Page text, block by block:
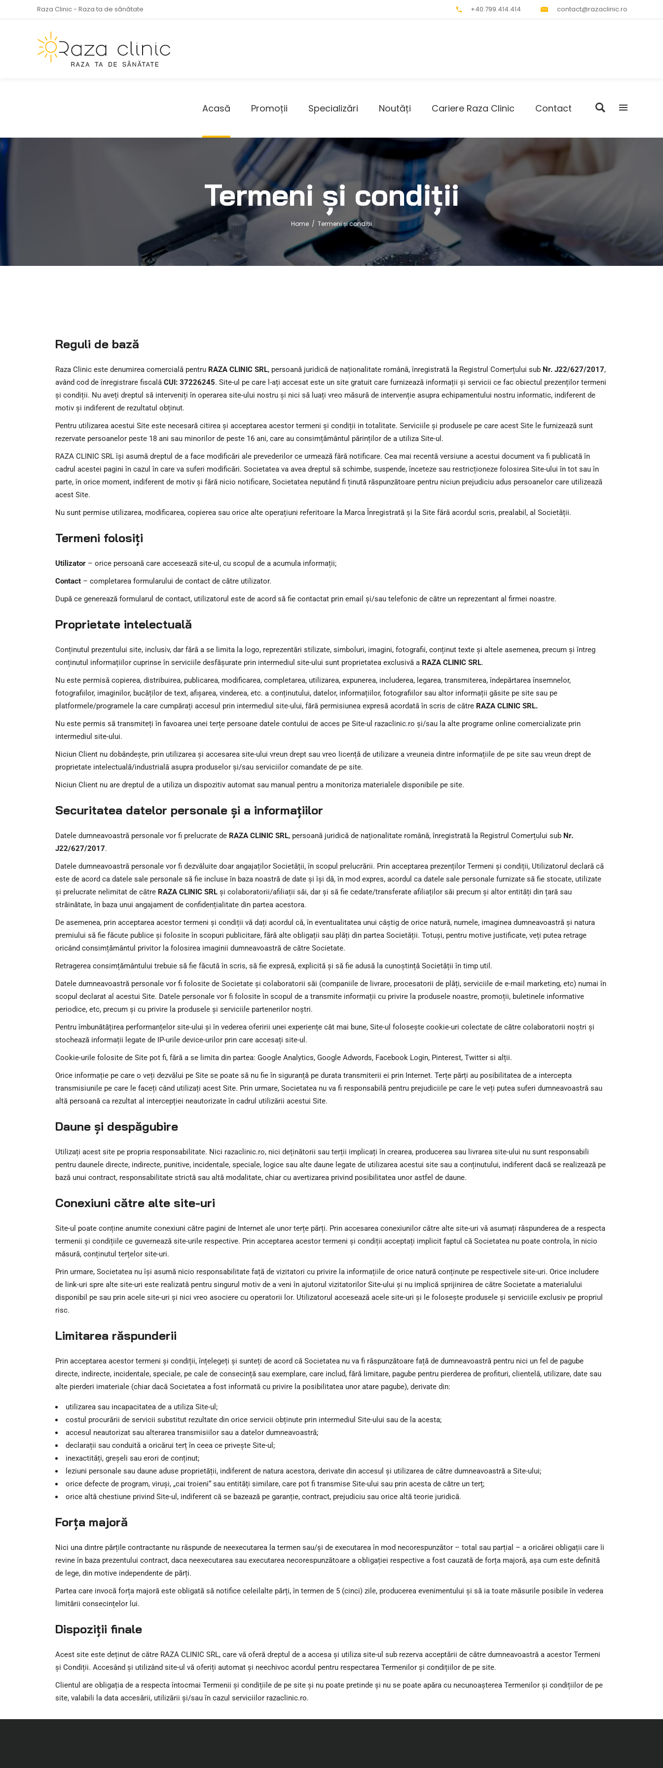
Raza Clinic - Raza ta de sănătate +40.799.414.414 contact@razaclinic.ro
Acasă Promoții Specializări Noutăți Cariere Raza Clinic Contact
Termeni și condiții
Home / Termeni și condiții
Reguli de bază
Raza Clinic este denumirea comercială pentru RAZA CLINIC SRL, persoană juridică de naționalitate română, înregistrată la Registrul Comerțului sub Nr. J22/627/2017,
având cod de înregistrare fiscală CUI: 37226245. Site-ul pe care l-ați accesat este un site gratuit care furnizează informații și servicii ce fac obiectul prezenților termeni
și condiții. Nu aveți dreptul să interveniți în operarea site-ului nostru și nici să luați vreo măsură de intervenție asupra echipamentului nostru informatic, indiferent de
motiv și indiferent de rezultatul obținut.
Pentru utilizarea acestui Site este necesară citirea și acceptarea acestor termeni și condiții in totalitate. Serviciile și produsele pe care acest Site le furnizează sunt
rezervate persoanelor peste 18 ani sau minorilor de peste 16 ani, care au consimțământul părinților de a utiliza Site-ul.
RAZA CLINIC SRL își asumă dreptul de a face modificări ale prevederilor ce urmează fără notificare. Cea mai recentă versiune a acestui document va fi publicată în
cadrul acestei pagini în cazul în care va suferi modificări. Societatea va avea dreptul să schimbe, suspende, înceteze sau restricționeze folosirea Site-ului în tot sau în
parte, în orice moment, indiferent de motiv și fără nicio notificare, Societatea neputând fi ținută răspunzătoare pentru niciun prejudiciu adus persoanelor care utilizează
acest Site.
Nu sunt permise utilizarea, modificarea, copierea sau orice alte operațiuni referitoare la Marca Înregistrată și la Site fără acordul scris, prealabil, al Societății.
Termeni folosiți
Utilizator – orice persoană care accesează site-ul, cu scopul de a acumula informații;
Contact – completarea formularului de contact de către utilizator.
După ce generează formularul de contact, utilizatorul este de acord să fie contactat prin email și/sau telefonic de către un reprezentant al firmei noastre.
Proprietate intelectuală
Conținutul prezentului site, inclusiv, dar fără a se limita la logo, reprezentări stilizate, simboluri, imagini, fotografii, conținut texte și altele asemenea, precum și întreg
conținutul informațiilor cuprinse în serviciile desfășurate prin intermediul site-ului sunt proprietatea exclusivă a RAZA CLINIC SRL.
Nu este permisă copierea, distribuirea, publicarea, modificarea, completarea, utilizarea, expunerea, includerea, legarea, transmiterea, îndepărtarea însemnelor,
fotografiilor, imaginilor, bucăților de text, afișarea, vinderea, etc. a conținutului, datelor, informațiilor, fotografiilor sau altor informații găsite pe site sau pe
platformele/programele la care cumpărați accesul prin intermediul site-ului, fără permisiunea expresă acordată în scris de către RAZA CLINIC SRL.
Nu este permis să transmiteți în favoarea unei terțe persoane datele contului de acces pe Site-ul razaclinic.ro și/sau la alte programe online comercializate prin
intermediul site-ului.
Niciun Client nu dobândește, prin utilizarea și accesarea site-ului vreun drept sau vreo licență de utilizare a vreuneia dintre informațiile de pe site sau vreun drept de
proprietate intelectuală/industrială asupra produselor și/sau serviciilor comandate de pe site.
Niciun Client nu are dreptul de a utiliza un dispozitiv automat sau manual pentru a monitoriza materialele disponibile pe site.
Securitatea datelor personale și a informațiilor
Datele dumneavoastră personale vor fi prelucrate de RAZA CLINIC SRL, persoană juridică de naționalitate română, înregistrată la Registrul Comerțului sub Nr.
J22/627/2017.
Datele dumneavoastră personale vor fi dezvăluite doar angajaților Societății, în scopul prelucrării. Prin acceptarea prezenților Termeni și condiții, Utilizatorul declară că
este de acord ca datele sale personale să fie incluse în baza noastră de date și își dă, în mod expres, acordul ca datele sale personale furnizate să fie stocate, utilizate
și prelucrate nelimitat de către RAZA CLINIC SRL și colaboratorii/afiliații săi, dar și să fie cedate/transferate afiliaților săi precum și altor entități din țară sau
străinătate, în baza unui angajament de confidențialitate din partea acestora.
De asemenea, prin acceptarea acestor termeni și condiții vă dați acordul că, în eventualitatea unui câștig de orice natură, numele, imaginea dumneavoastră și natura
premiului să fie făcute publice și folosite în scopuri publicitare, fără alte obligații sau plăți din partea Societății. Totuși, pentru motive justificate, veți putea retrage
oricând consimțământul privitor la folosirea imaginii dumneavoastră de către Societate.
Retragerea consimțământului trebuie să fie făcută în scris, să fie expresă, explicită și să fie adusă la cunoștință Societății în timp util.
Datele dumneavoastră personale vor fi folosite de Societate și colaboratorii săi (companiile de livrare, procesatorii de plăți, serviciile de e-mail marketing, etc) numai în
scopul declarat al acestui Site. Datele personale vor fi folosite în scopul de a transmite informații cu privire la produsele noastre, promoții, buletinele informative
periodice, etc, precum și cu privire la produsele și serviciile partenerilor noștri.
Pentru îmbunătățirea performanțelor site-ului și în vederea oferirii unei experiențe cât mai bune, Site-ul folosește cookie-uri colectate de către colaboratorii noștri și
stochează informații legate de IP-urile device-urilor prin care accesați site-ul.
Cookie-urile folosite de Site pot fi, fără a se limita din partea: Google Analytics, Google Adwords, Facebook Login, Pinterest, Twitter si alții.
Orice informație pe care o veți dezvălui pe Site se poate să nu fie în siguranță pe durata transmiterii ei prin Internet. Terțe părți au posibilitatea de a intercepta
transmisiunile pe care le faceți când utilizați acest Site. Prin urmare, Societatea nu va fi responsabilă pentru prejudiciile pe care le veți putea suferi dumneavoastră sau
altă persoană ca rezultat al intercepției neautorizate în cadrul utilizării acestui Site.
Daune și despăgubire
Utilizați acest site pe propria responsabilitate. Nici razaclinic.ro, nici deținătorii sau terții implicați în crearea, producerea sau livrarea site-ului nu sunt responsabili
pentru daunele directe, indirecte, punitive, incidentale, speciale, logice sau alte daune legate de utilizarea acestui site sau a conținutului, indiferent dacă se realizează pe
bază unui contract, responsabilitate strictă sau altă modalitate, chiar cu avertizarea privind posibilitatea unor astfel de daune.
Conexiuni către alte site-uri
Site-ul poate conține anumite conexiuni către pagini de Internet ale unor terțe părți. Prin accesarea conexiunilor către alte site-uri vă asumați răspunderea de a respecta
termenii și condițiile ce guvernează site-urile respective. Prin acceptarea acestor termeni și condiții acceptați implicit faptul că Societatea nu poate controla, în nicio
măsură, conținutul terțelor site-uri.
Prin urmare, Societatea nu își asumă nicio responsabilitate față de vizitatori cu privire la informațiile de orice natură conținute pe respectivele site-uri. Orice includere
de link-uri spre alte site-uri este realizată pentru singurul motiv de a veni în ajutorul vizitatorilor Site-ului și nu implică sprijinirea de către Societate a materialului
disponibil pe sau prin acele site-uri și nici vreo asociere cu operatorii lor. Utilizatorul accesează acele site-uri și le folosește produsele și serviciile exclusiv pe propriul
risc.
Limitarea răspunderii
Prin acceptarea acestor termeni și condiții, înțelegeți și sunteți de acord că Societatea nu va fi răspunzătoare față de dumneavoastră pentru nici un fel de pagube
directe, indirecte, incidentale, speciale, pe cale de consecință sau exemplare, care includ, fără limitare, pagube pentru pierderea de profituri, clientelă, utilizare, date sau
alte pierderi imateriale (chiar dacă Societatea a fost informată cu privire la posibilitatea unor atare pagube), derivate din:
utilizarea sau incapacitatea de a utiliza Site-ul;
costul procurării de servicii substitut rezultate din orice servicii obținute prin intermediul Site-ului sau de la acesta;
accesul neautorizat sau alterarea transmisiilor sau a datelor dumneavoastră;
declarații sau conduită a oricărui terț în ceea ce privește Site-ul;
inexactități, greșeli sau erori de conținut;
leziuni personale sau daune aduse proprietății, indiferent de natura acestora, derivate din accesul și utilizarea de către dumneavoastră a Site-ului;
orice defecte de program, viruși, „cai troieni“ sau entități similare, care pot fi transmise Site-ului sau prin acesta de către un terț;
orice altă chestiune privind Site-ul, indiferent că se bazează pe garanție, contract, prejudiciu sau orice altă teorie juridică.
Forța majoră
Nici una dintre părțile contractante nu răspunde de neexecutarea la termen sau/și de executarea în mod necorespunzător – total sau parțial – a oricărei obligații care îi
revine în baza prezentului contract, daca neexecutarea sau executarea necorespunzătoare a obligației respective a fost cauzată de forța majoră, așa cum este definită
de lege, din motive independente de părți.
Partea care invocă forța majoră este obligată să notifice celeilalte părți, în termen de 5 (cinci) zile, producerea evenimentului și să ia toate măsurile posibile în vederea
limitării consecințelor lui.
Dispoziții finale
Acest site este deținut de către RAZA CLINIC SRL, care vă oferă dreptul de a accesa și utiliza site-ul sub rezerva acceptării de către dumneavoastră a acestor Termeni
și Condiții. Accesând și utilizând site-ul vă oferiți automat și neechivoc acordul pentru respectarea Termenilor și condițiilor de pe site.
Clientul are obligația de a respecta întocmai Termenii și condițiile de pe site și nu poate pretinde și nu se poate apăra cu necunoașterea Termenilor și condițiilor de pe
site, valabili la data accesării, utilizării și/sau în cazul serviciilor razaclinic.ro.